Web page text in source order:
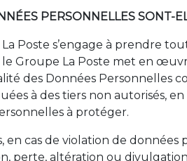
PERSONNELLES SONT-
Poste s’engage à prendre
Groupe La Poste met en
des Données Personnelles
à des tiers non autorisés,
à protéger.
en cas de violation de
perte, altération ou